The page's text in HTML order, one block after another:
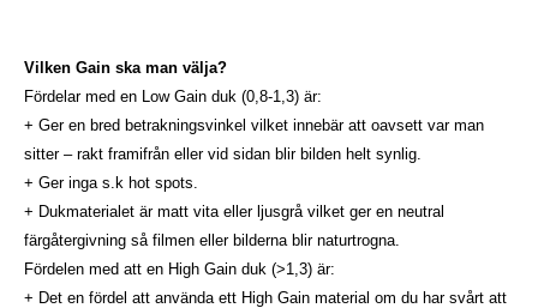
Vilken Gain ska man välja?
Fördelar med en Low Gain duk (0,8-1,3) är:
+ Ger en bred betrakningsvinkel vilket innebär att oavsett var man
sitter – rakt framifrån eller vid sidan blir bilden helt synlig.
+ Ger inga s.k hot spots.
+ Dukmaterialet är matt vita eller ljusgrå vilket ger en neutral
färgåtergivning så filmen eller bilderna blir naturtrogna.
Fördelen med att en High Gain duk (>1,3) är:
+ Det en fördel att använda ett High Gain material om du har svårt att